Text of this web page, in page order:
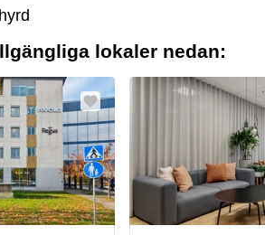
lokaler nedan: